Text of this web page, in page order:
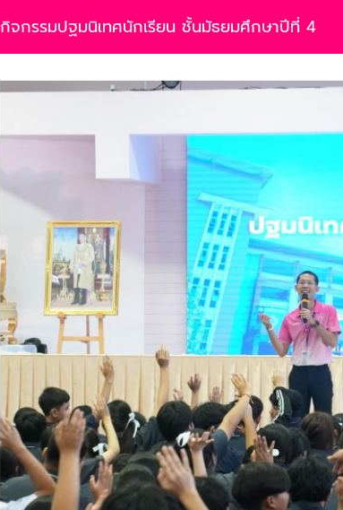
กิจกรรมปฐมนิเทศนักเรียน ชั้นมัธยมศึกษาปีที่ 4